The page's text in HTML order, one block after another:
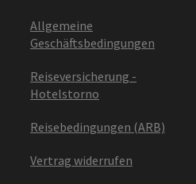
Allgemeine
Geschäftsbedingungen
Reiseversicherung -
Hotelstorno
Reisebedingungen (ARB)
Vertrag widerrufen